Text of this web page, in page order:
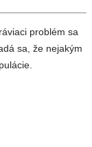
problém sa
sa, že nejakým